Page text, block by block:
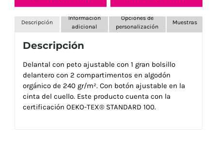
Descripción
Información
adicional
Opciones de
personalización
Muestras
Descripción
Delantal con peto ajustable con 1 gran bolsillo
delantero con 2 compartimentos en algodón
orgánico de 240 gr/m². Con botón ajustable en la
cinta del cuello. Este producto cuenta con la
certificación OEKO-TEX® STANDARD 100.